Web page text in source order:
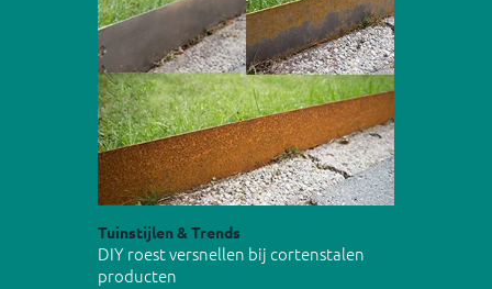
Tuinstijlen & Trends
DIY roest versnellen bij cortenstalen
producten